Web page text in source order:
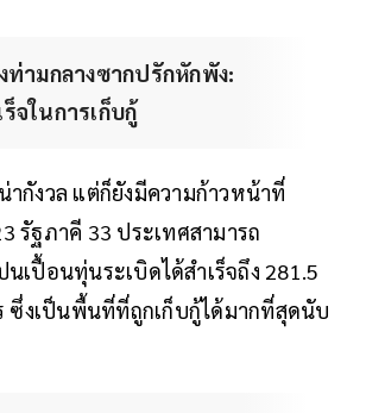
ท่ามกลางซากปรักหักพัง:
จในการเก็บกู้
กังวล แต่ก็ยังมีความก้าวหน้าที่
รัฐภาคี 33 ประเทศสามารถ
เปื้อนทุ่นระเบิดได้สำเร็จถึง 281.5
ซึ่งเป็นพื้นที่ที่ถูกเก็บกู้ได้มากที่สุดนับ